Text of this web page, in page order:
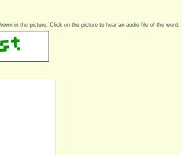
in the picture. Click on the picture to hear an audio file of the word.